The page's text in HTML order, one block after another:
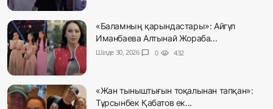
«Баламның қарындастары»: Айгүл
Иманбаева Алтынай Жораба...
Шілде 30, 2026 chat_bubble 0 visibility 432
«Жан тыныштығын тоқалынан тапқан»:
Тұрсынбек Қабатов ек...